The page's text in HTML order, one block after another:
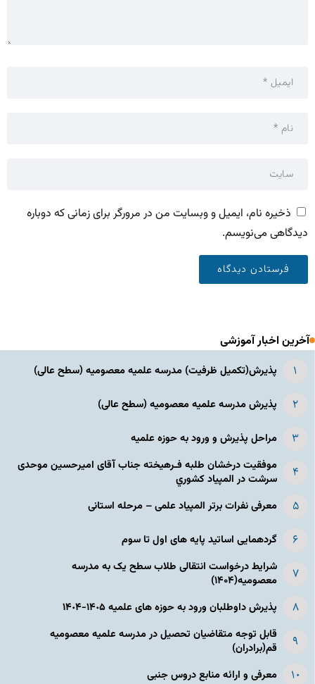
ذخیره نام، ایمیل و وبسایت من در مرورگر برای زمانی که دوباره
دیدگاهی می‌نویسم.
آخرین اخبار آموزشی
پذیرش(تکمیل ظرفیت) مدرسه علمیه معصومیه‌ (سطح عالی)
پذیرش مدرسه علمیه معصومیه‌ (سطح عالی)
مراحل پذیرش و ورود به حوزه علمیه
موفقیت درخشان طلبه فـرهیخته جناب آقای امیرحسین موحدی
سرشت در المپياد كشوري
معرفی نفرات برتر المپیاد علمی – مرحله استانی
گردهمایی اساتید پایه های اول تا سوم
شرایط درخواست انتقالی طلاب سطح یک به مدرسه
معصومیه(۱۴۰۴)
پذیرش داوطلبان ورود به حوزه های علمیه ١۴٠۵-١۴٠۴
قابل توجه متقاضیان تحصیل در مدرسه علمیه معصومیه
قم(برادران)
معرفی و ارائه منابع دروس جنبی